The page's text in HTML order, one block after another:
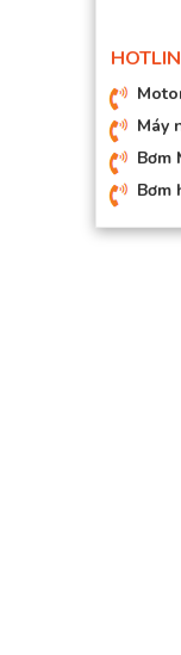
Máy
Bơm
Bơm